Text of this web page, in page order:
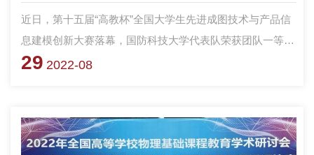
近日，第十五届“高教杯”全国大学生先进成图技术与产品信
息建模创新大赛落幕，国防科技大学代表队荣获团队一等
奖！4项个人全能一等奖，机械类基础知识赛项一等奖、3D
29 2022-08